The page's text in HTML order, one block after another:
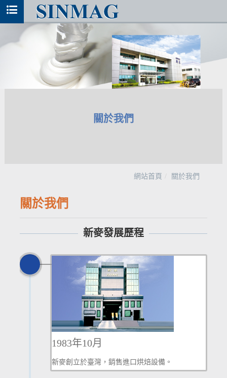
關於我們
網站首頁 關於我們
關於我們
新麥發展歷程
1983年10月
新麥創立於臺灣，銷售進口烘焙設備。